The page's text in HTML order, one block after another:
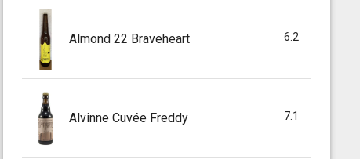
Almond 22 Braveheart 6.2
Alvinne Cuvée Freddy 7.1